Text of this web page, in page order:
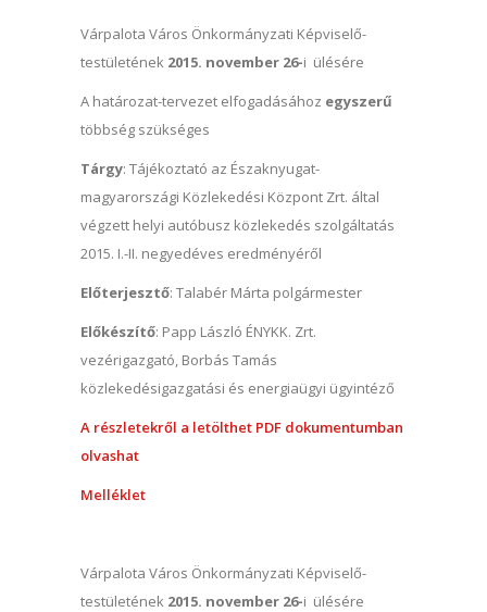
Várpalota Város Önkormányzati Képviselő-
testületének 2015. november 26-i ülésére
A határozat-tervezet elfogadásához egyszerű
többség szükséges
Tárgy: Tájékoztató az Északnyugat-
magyarországi Közlekedési Központ Zrt. által
végzett helyi autóbusz közlekedés szolgáltatás
2015. I.-II. negyedéves eredményéről
Előterjesztő: Talabér Márta polgármester
Előkészítő: Papp László ÉNYKK. Zrt.
vezérigazgató, Borbás Tamás
közlekedésigazgatási és energiaügyi ügyintéző
A részletekről a letölthet PDF dokumentumban
olvashat
Melléklet
Várpalota Város Önkormányzati Képviselő-
testületének 2015. november 26-i ülésére